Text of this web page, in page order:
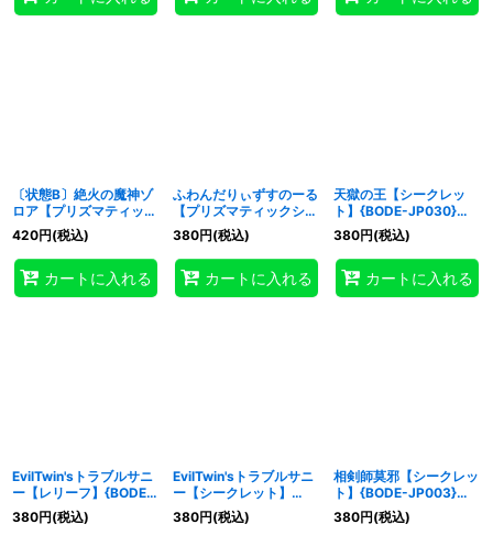
〔状態B〕絶火の魔神ゾ
ロア【プリズマティック
シークレット】{BODE-
JP045}《シンクロ》
420円(税込)
カートに入れる
ふわんだりぃずすのーる
【プリズマティックシー
クレット】{BODE-
JP012}《モンスター》
380円(税込)
カートに入れる
天獄の王【シークレッ
ト】{BODE-JP030}
《モンスター》
380円(税込)
カートに入れる
EvilTwin'sトラブルサニ
ー【レリーフ】{BODE-
JP051}《リンク》
380円(税込)
EvilTwin'sトラブルサニ
ー【シークレット】
{BODE-JP051}《リン
ク》
380円(税込)
相剣師莫邪【シークレッ
ト】{BODE-JP003}
《モンスター》
380円(税込)